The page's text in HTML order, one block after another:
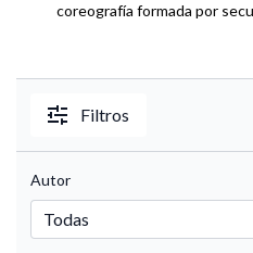
coreografía formada por
Filtros
Autor